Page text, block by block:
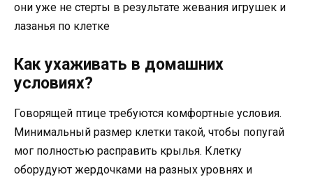
они уже не стерты в результате жевания игрушек и
лазанья по клетке
Как ухаживать в домашних
условиях?
Говорящей птице требуются комфортные условия.
Минимальный размер клетки такой, чтобы попугай
мог полностью расправить крылья. Клетку
оборудуют жердочками на разных уровнях и